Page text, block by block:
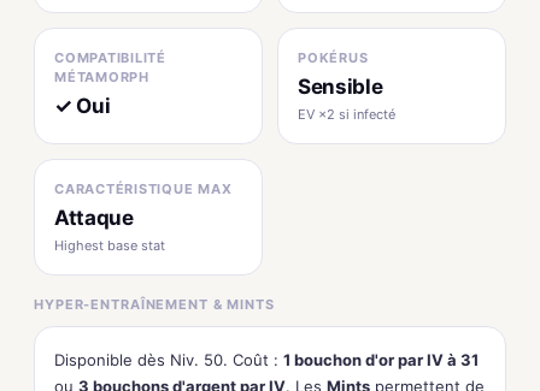
COMPATIBILITÉ
MÉTAMORPH
✓ Oui
POKÉRUS
Sensible
EV ×2 si infecté
CARACTÉRISTIQUE MAX
Attaque
Highest base stat
HYPER-ENTRAÎNEMENT & MINTS
Disponible dès Niv. 50. Coût : 1 bouchon d'or par IV à 31
ou 3 bouchons d'argent par IV. Les Mints permettent de